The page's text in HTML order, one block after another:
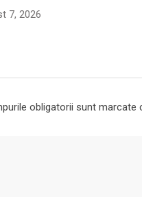
7, 2026
obligatorii sunt marcate